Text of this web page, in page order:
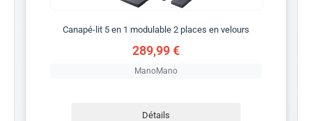
Canapé-lit 5 en 1 modulable 2 places en velours
289,99 €
ManoMano
Détails